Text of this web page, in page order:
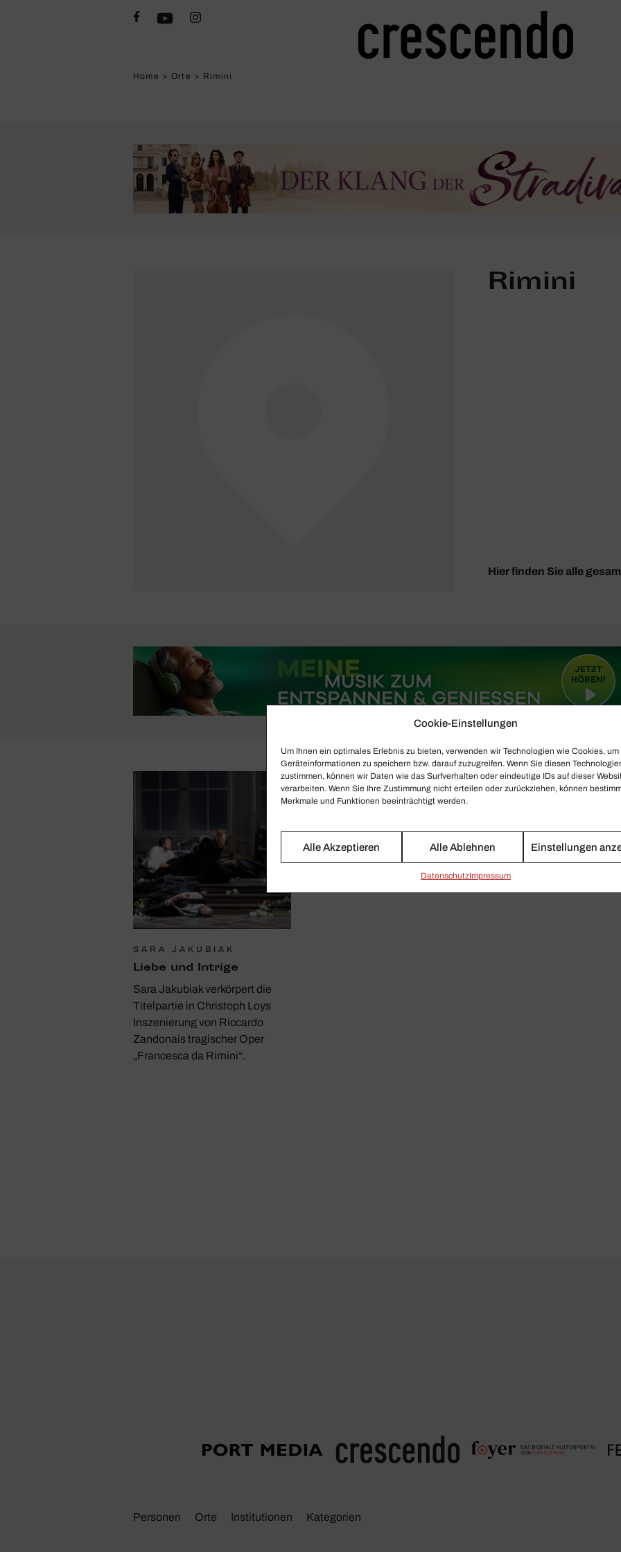
Cookie-Einstellungen
Um Ihnen ein optimales Erlebnis zu bieten, verwenden wir Technologien wie Cookies, um
Geräteinformationen zu speichern bzw. darauf zuzugreifen. Wenn Sie diesen
zustimmen, können wir Daten wie das Surfverhalten oder eindeutige IDs auf dieser
verarbeiten. Wenn Sie Ihre Zustimmung nicht erteilen oder zurückziehen, können
Merkmale und Funktionen beeinträchtigt werden.
Alle Akzeptieren Alle Ablehnen Einstellungen
Daten­schutzImpressum
Home > Orte > Rimini
Rimini
Hier finden Sie alle
SARA JAKUBIAK
Liebe und Intrige
Sara Jakubiak verkörpert die
Titelpartie in Christoph Loys
Inszenierung von Riccardo
Zandonais tragischer Oper
„Francesca da Rimini“.
Personen Orte Insti­tu­tionen Kate­go­rien